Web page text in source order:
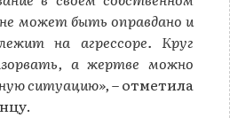
может быть оправдано и
на агрессоре. Круг
а жертве можно
ситуацию»,– отметила